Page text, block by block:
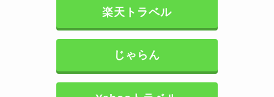
楽天トラベル
じゃらん